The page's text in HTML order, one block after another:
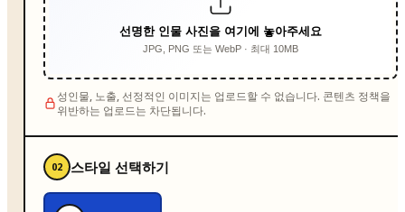
선명한 인물 사진을 여기에 놓아주세요
JPG, PNG 또는 WebP · 최대 10MB
성인물, 노출, 선정적인 이미지는 업로드할 수 없습니다. 콘텐츠 정책을
위반하는 업로드는 차단됩니다.
02 스타일 선택하기